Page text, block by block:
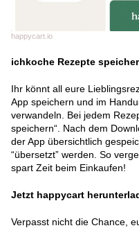
happycart.io
ichkoche Rezepte
Ihr könnt all eure
App speichern und im
verwandeln. Bei jedem
speichern“. Nach dem
der App übersichtlich
“übersetzt” werden. So
spart Zeit beim Einkaufen!
Jetzt happycart
Verpasst nicht die Chance,